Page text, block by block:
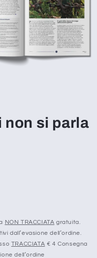
non si parla
NON TRACCIATA gratuita.
dall’evasione dell’ordine.
TRACCIATA € 4 Consegna
dell’ordine